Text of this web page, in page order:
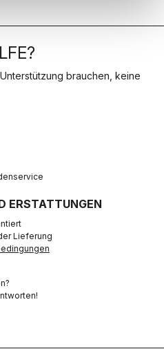
brauchen, keine
ERSTATTUNGEN
Lieferung